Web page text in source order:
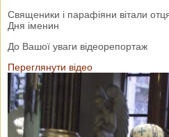
Священики і парафіяни вітали
Дня іменин
До Вашої уваги відеорепортаж
Переглянути відео